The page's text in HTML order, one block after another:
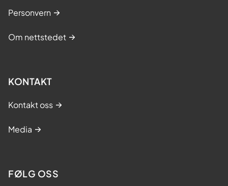
Personvern
Om nettstedet
KONTAKT
Kontakt oss
Media
FØLG OSS